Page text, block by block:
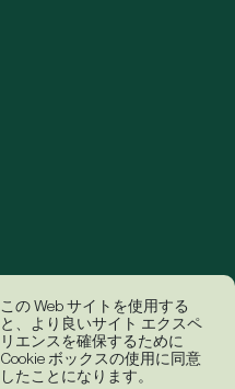
この Web サイトを使用する
と、より良いサイト エクスペ
リエンスを確保するために
Cookie ボックスの使用に同意
したことになります。